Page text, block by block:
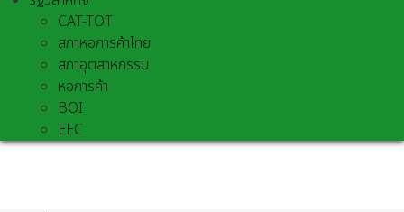
CAT-TOT
สภาหอการค้าไทย
สภาอุตสาหกรรม
หอการค้า
BOI
EEC